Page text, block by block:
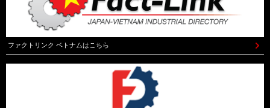
ファクトリンク ベトナムはこちら